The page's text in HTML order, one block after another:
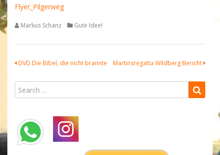
Flyer_Pilgerweg
Markus Schanz Gute Idee!
Beitragsnavigation
DVD Die Bibel, die nicht brannte Martinsregatta Wildberg Bericht